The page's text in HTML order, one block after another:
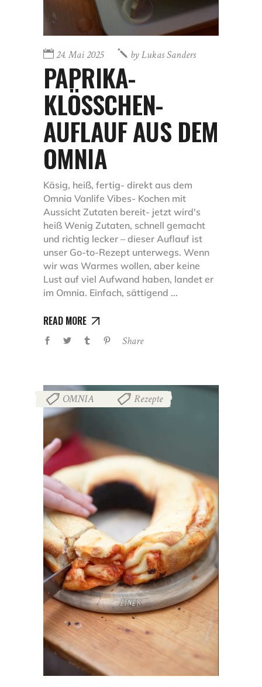
24. Mai 2025 byLukas Sanders
PAPRIKA-
KLÖSSCHEN-A
UFLAUF AUS DEM O
MNIA
Käsig, heiß, fertig- direkt aus dem
Omnia Vanlife Vibes- Kochen mit
Aussicht Zutaten bereit- jetzt wird's
heiß Wenig Zutaten, schnell gemacht
und richtig lecker – dieser Auflauf ist
unser Go-to-Rezept unterwegs. Wenn
wir was Warmes wollen, aber keine
Lust auf viel Aufwand haben, landet er
im Omnia. Einfach, sättigend
READ MORE
Share
OMNIA Rezepte